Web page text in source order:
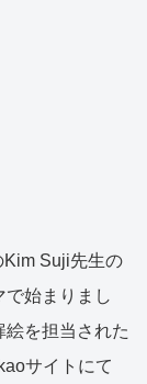
Kim Suji先生の
始まりまし
を担当された
サイトにて